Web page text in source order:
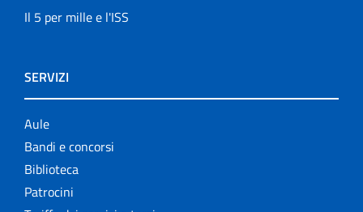
Il 5 per mille e l'ISS
SERVIZI
Aule
Bandi e concorsi
Biblioteca
Patrocini